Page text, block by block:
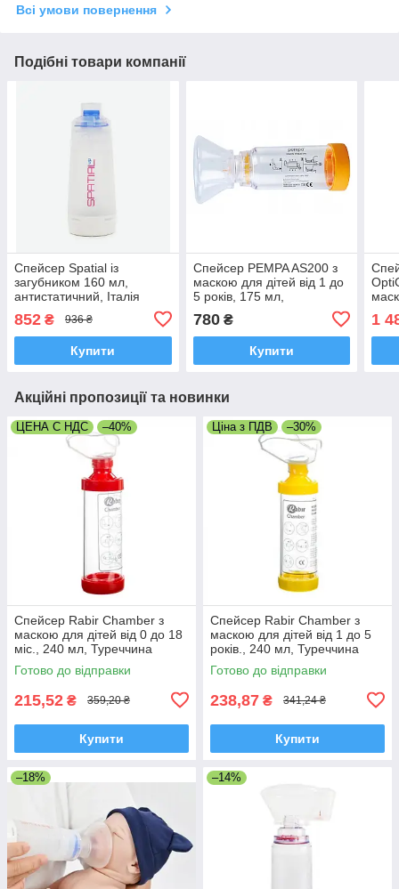
Всі умови повернення
Подібні товари компанії
Спейсер Spatial із
загубником 160 мл,
антистатичний, Італія
852 ₴ 936 ₴
Купити
Спейсер PEMPA AS200 з
маскою для дітей від 1 до
5 років, 175 мл,
780₴
Купити
мл
1
Акційні пропозиції та новинки
ЦЕНА С НДС –40%
Спейсер Rabir Chamber з
маскою для дітей від 0 до 18
міс., 240 мл, Туреччина
Готово до відправки
215,52 ₴ 359,20 ₴
Купити
Ціна з ПДВ –30%
Спейсер Rabir Chamber з
маскою для дітей від 1 до 5
років., 240 мл, Туреччина
Готово до відправки
238,87 ₴ 341,24 ₴
Купити
–18% –14%